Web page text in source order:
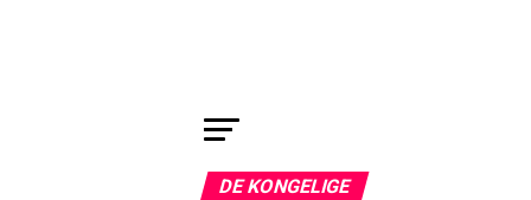
DE KONGELIGE